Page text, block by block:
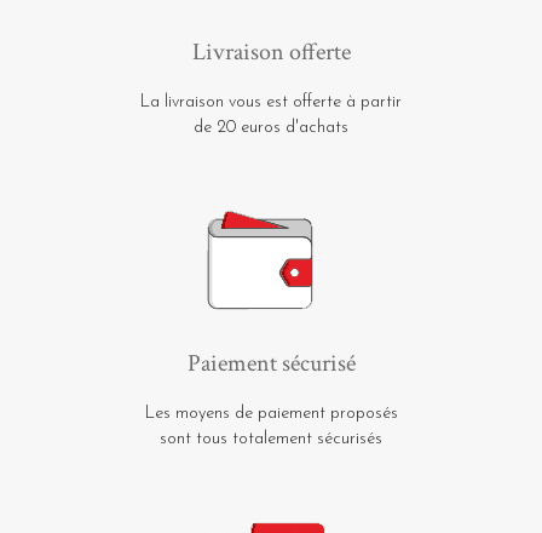
Livraison offerte
La livraison vous est offerte à partir
de 20 euros d'achats
Paiement sécurisé
Les moyens de paiement proposés
sont tous totalement sécurisés